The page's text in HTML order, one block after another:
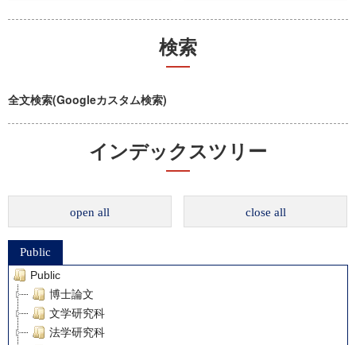
検索
全文検索(Googleカスタム検索)
インデックスツリー
open all close all
Public
Public
博士論文
文学研究科
法学研究科